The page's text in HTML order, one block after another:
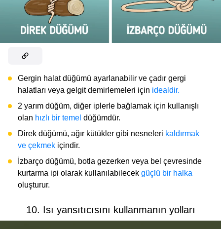
Gergin halat düğümü ayarlanabilir ve çadır gergi
halatları veya gelgit demirlemeleri için idealdir.
2 yarım düğüm, diğer iplerle bağlamak için kullanışlı
olan hızlı bir temel düğümdür.
Direk düğümü, ağır kütükler gibi nesneleri kaldırmak
ve çekmek içindir.
İzbarço düğümü, botla gezerken veya bel çevresinde
kurtarma ipi olarak kullanılabilecek güçlü bir halka
oluşturur.
10. Isı yansıtıcısını kullanmanın yolları